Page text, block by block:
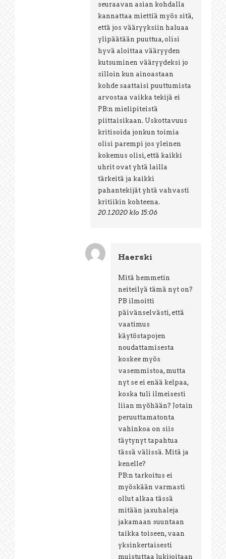
seuraavan asian kohdalla
kannattaa miettiä myös sitä,
että jos vääryyksiin haluaa
ylipäätään puuttua, olisi
hyvä aloittaa vääryyden
kutsuminen vääryydeksi jo
silloin kun ainoastaan
kohde saattaisi puuttumista
arvostaa vaikka tekijä ei
PB:n mielipiteistä
piittaisikaan. Uskottavuus
kritisoida jonkun toimia
olisi parempi jos yleinen
kokemus olisi, että kaikki
uhrit ovat yhtä lailla
tärkeitä ja kaikki
pahantekijät yhtä vahvasti
kritiikin kohteena.
20.1.2020 klo 15:06
Haerski
Mitä hemmetin
neiteilyä tämä nyt on?
PB ilmoitti
päivänselvästi, että
vaatimus
käytöstapojen
noudattamisesta
koskee myös
vasemmistoa, mutta
nyt se ei enää kelpaa,
koska tuli ilmeisesti
liian myöhään? Jotain
peruuttamatonta
vahinkoa on siis
täytynyt tapahtua
tässä välissä. Mitä ja
kenelle?
PB:n tarkoitus ei
myöskään varmasti
ollut alkaa tässä
mitään jaxuhaleja
jakamaan suuntaan
taikka toiseen, vaan
yksinkertaisesti
muistuttaa lukijoitaan